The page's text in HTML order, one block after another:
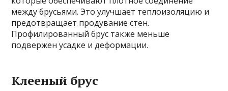
между брусьями. Это улучшает теплоизоляцию и
предотвращает продувание стен.
Профилированный брус также меньше
подвержен усадке и деформации.
Клееный брус